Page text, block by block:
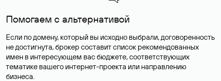
Помогаем с альтернативой
Если по домену, который вы исходно выбрали, договоренность
не достигнута, брокер составит список рекомендованных
имен в интересующем вас бюджете, соответствующих
тематике вашего интернет-проекта или направлению
бизнеса.